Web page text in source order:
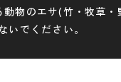
物のエサ(竹・牧草・
いでください。